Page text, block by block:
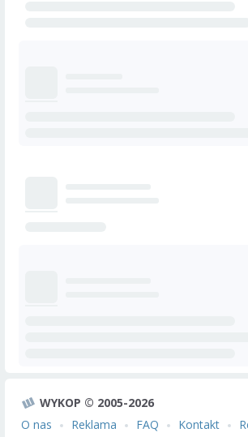
WYKOP © 2005-2026
O nas
Reklama FAQ Kontakt